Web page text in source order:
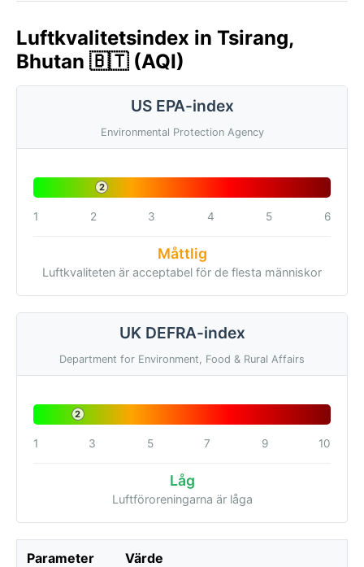
Luftkvalitetsindex in Tsirang,
Bhutan 🇧🇹 (AQI)
US EPA-index
Environmental Protection Agency
2
1 2 3 4 5 6
Måttlig
Luftkvaliteten är acceptabel för de flesta människor
UK DEFRA-index
Department for Environment, Food & Rural Affairs
2
1 3 5 7 9 10
Låg
Luftföroreningarna är låga
Parameter Värde